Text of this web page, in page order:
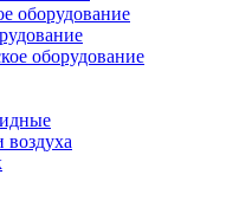
оборудование
оборудование